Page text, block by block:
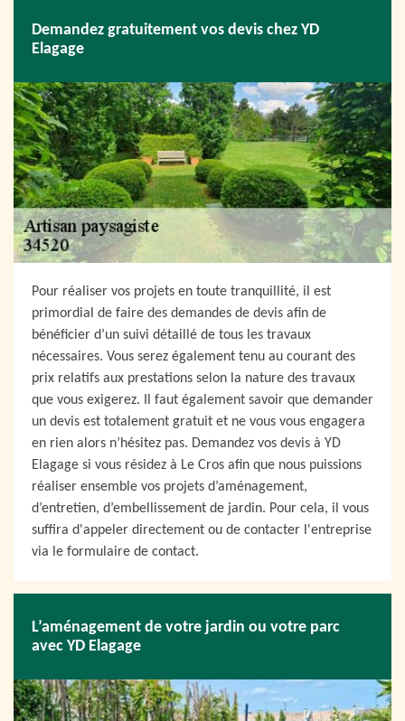
Demandez gratuitement vos devis chez YD
Elagage
Pour réaliser vos projets en toute tranquillité, il est
primordial de faire des demandes de devis afin de
bénéficier d’un suivi détaillé de tous les travaux
nécessaires. Vous serez également tenu au courant des
prix relatifs aux prestations selon la nature des travaux
que vous exigerez. Il faut également savoir que demander
un devis est totalement gratuit et ne vous vous engagera
en rien alors n’hésitez pas. Demandez vos devis à YD
Elagage si vous résidez à Le Cros afin que nous puissions
réaliser ensemble vos projets d’aménagement,
d’entretien, d’embellissement de jardin. Pour cela, il vous
suffira d'appeler directement ou de contacter l'entreprise
via le formulaire de contact.
L’aménagement de votre jardin ou votre parc
avec YD Elagage